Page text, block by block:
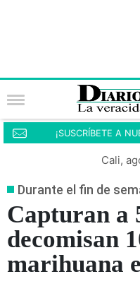
¡SUSCRÍBETE A
Cali,
Durante el fin de
Capturan a
decomisan
marihuana